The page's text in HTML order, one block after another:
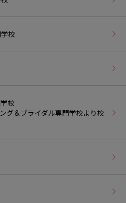
校
校
グ＆ブライダル専門学校より校